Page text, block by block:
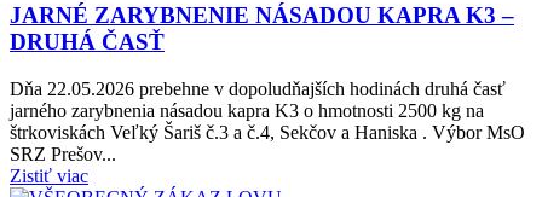
JARNÉ ZARYBNENIE NÁSADOU KAPRA K3 –
DRUHÁ ČASŤ
Dňa 22.05.2026 prebehne v dopoludňajších hodinách druhá časť
jarného zarybnenia násadou kapra K3 o hmotnosti 2500 kg na
štrkoviskách Veľký Šariš č.3 a č.4, Sekčov a Haniska . Výbor MsO
SRZ Prešov...
Zistiť viac